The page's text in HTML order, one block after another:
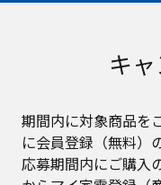
キ
期間内に対象商品を
に会員登録（無料）
応募期間内にご購入